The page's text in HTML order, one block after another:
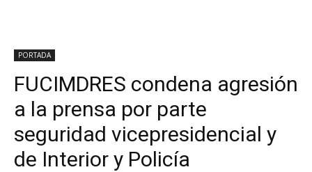
PORTADA
FUCIMDRES condena agresión
a la prensa por parte
seguridad vicepresidencial y
de Interior y Policía